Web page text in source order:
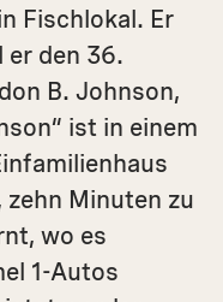
Fischlokal. Er
er den 36.
B. Johnson,
ist in einem
Minuten zu
wo es
1-Autos